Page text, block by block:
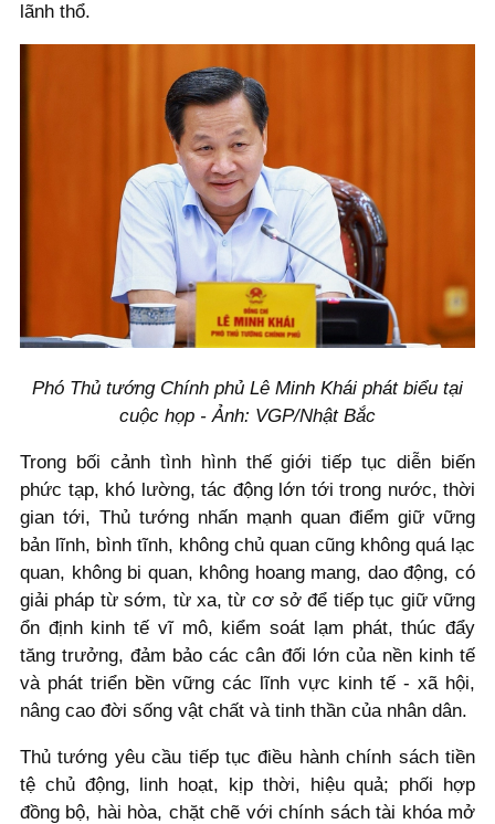
lãnh thổ.
Phó Thủ tướng Chính phủ Lê Minh Khái phát biểu tại
cuộc họp - Ảnh: VGP/Nhật Bắc
Trong bối cảnh tình hình thế giới tiếp tục diễn biến
phức tạp, khó lường, tác động lớn tới trong nước, thời
gian tới, Thủ tướng nhấn mạnh quan điểm giữ vững
bản lĩnh, bình tĩnh, không chủ quan cũng không quá lạc
quan, không bi quan, không hoang mang, dao động, có
giải pháp từ sớm, từ xa, từ cơ sở để tiếp tục giữ vững
ổn định kinh tế vĩ mô, kiểm soát lạm phát, thúc đẩy
tăng trưởng, đảm bảo các cân đối lớn của nền kinh tế
và phát triển bền vững các lĩnh vực kinh tế - xã hội,
nâng cao đời sống vật chất và tinh thần của nhân dân.
Thủ tướng yêu cầu tiếp tục điều hành chính sách tiền
tệ chủ động, linh hoạt, kịp thời, hiệu quả; phối hợp
đồng bộ, hài hòa, chặt chẽ với chính sách tài khóa mở